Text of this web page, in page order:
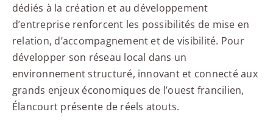
dédiés à la création et au développement
d’entreprise renforcent les possibilités de mise en
relation, d’accompagnement et de visibilité. Pour
développer son réseau local dans un
environnement structuré, innovant et connecté aux
grands enjeux économiques de l’ouest francilien,
Élancourt présente de réels atouts.